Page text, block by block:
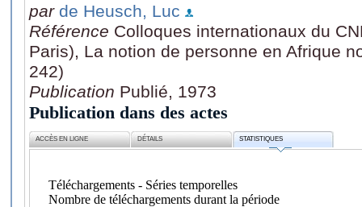
par de Heusch, Luc
Référence Colloques internationaux du
Paris), La notion de personne en Afrique
242)
Publication Publié, 1973
Publication dans des actes
ACCÈS EN LIGNE DÉTAILS STATISTIQUES